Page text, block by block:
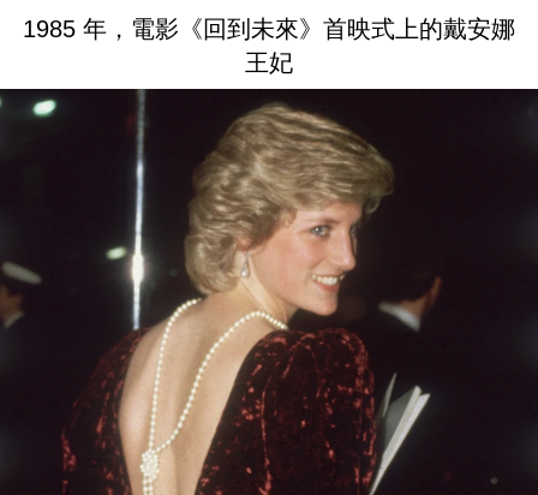
1985 年，電影《回到未來》首映式上的戴安娜
王妃